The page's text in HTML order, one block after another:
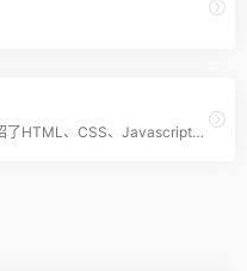
提供了编程的基础技术教程, 介绍了HTML、CSS、Javascript、Python,Java,Ruby,C,PHP , MySQL等各种编程语言的基础知识。